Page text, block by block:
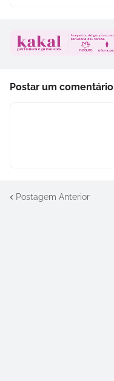
Postar um comentário
Postagem Anterior